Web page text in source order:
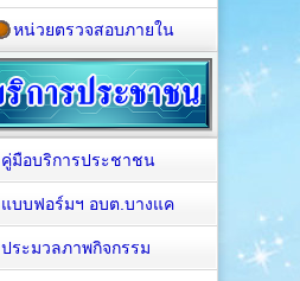
หน่วยตรวจสอบภายใน
คู่มือบริการประชาชน
แบบฟอร์มฯ อบต.บางแค
ประมวลภาพกิจกรรม